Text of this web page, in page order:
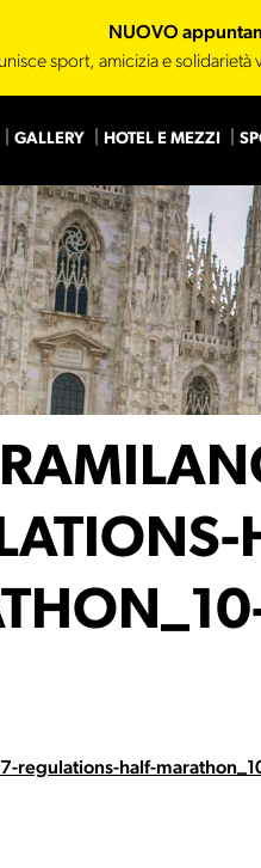
NUOVO
unisce sport, amicizia e
GALLERY HOTEL E MEZZI
regulations-half-
Main